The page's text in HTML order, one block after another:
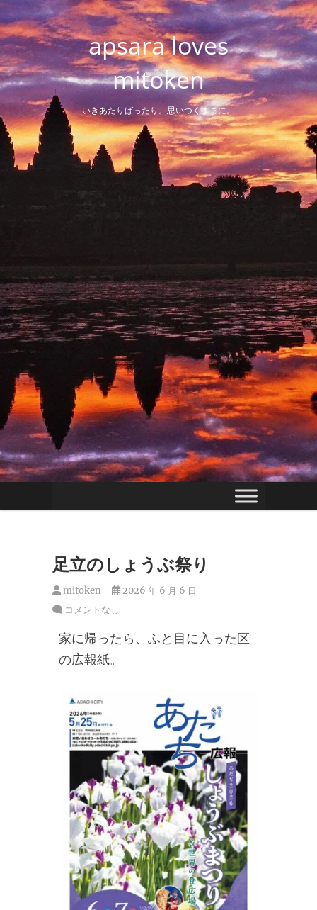
Skip
to
content
apsara loves
mitoken
いきあたりばったり。思いつくままに。
足立のしょうぶ祭り
mitoken
2026 年 6 月 6 日
コメントなし
家に帰ったら、ふと目に入った区
の広報紙。